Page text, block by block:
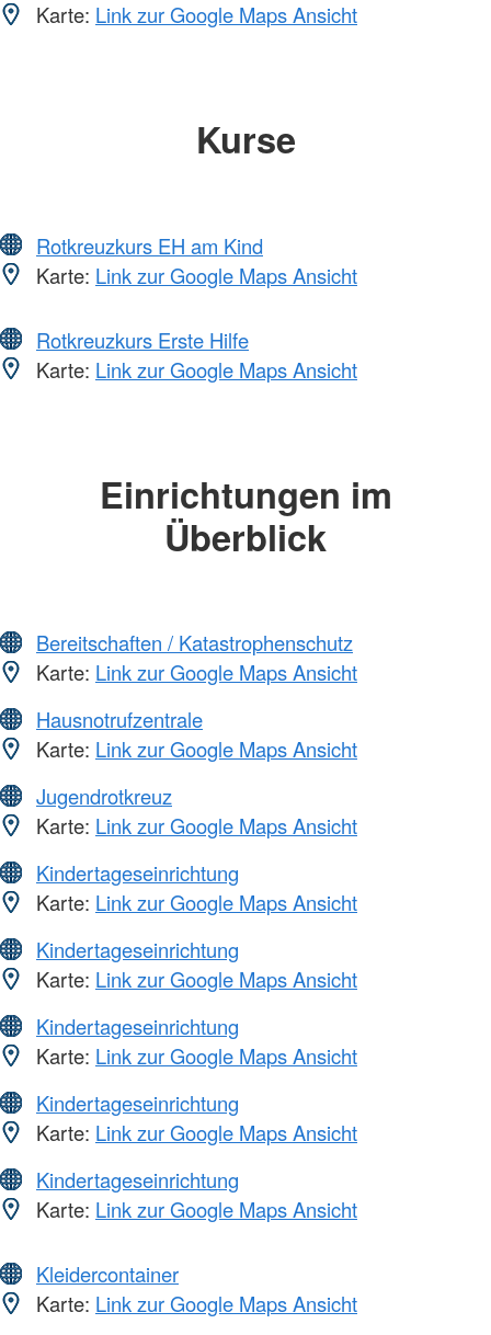
Karte: Link zur Google Maps Ansicht
Kurse
Rotkreuzkurs EH am Kind
Karte: Link zur Google Maps Ansicht
Rotkreuzkurs Erste Hilfe
Karte: Link zur Google Maps Ansicht
Einrichtungen im
Überblick
Bereitschaften / Katastrophenschutz
Karte: Link zur Google Maps Ansicht
Hausnotrufzentrale
Karte: Link zur Google Maps Ansicht
Jugendrotkreuz
Karte: Link zur Google Maps Ansicht
Kindertageseinrichtung
Karte: Link zur Google Maps Ansicht
Kindertageseinrichtung
Karte: Link zur Google Maps Ansicht
Kindertageseinrichtung
Karte: Link zur Google Maps Ansicht
Kindertageseinrichtung
Karte: Link zur Google Maps Ansicht
Kindertageseinrichtung
Karte: Link zur Google Maps Ansicht
Kleidercontainer
Karte: Link zur Google Maps Ansicht